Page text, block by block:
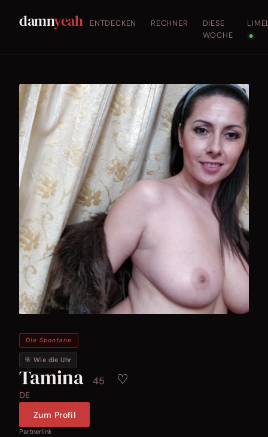
damnyeah ENTDECKEN RECHNER
DIESE
WOCHE
●
Die Spontane
🎯 Wie die Uhr
Tamina 45 ♡
DE
Zum Profil
Partnerlink